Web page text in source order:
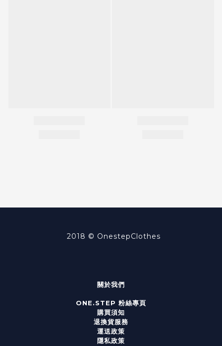
2018 © OnestepClothes
關於我們
ONE.STEP 粉絲專頁
購買須知
退換貨服務
運送政策
隱私政策